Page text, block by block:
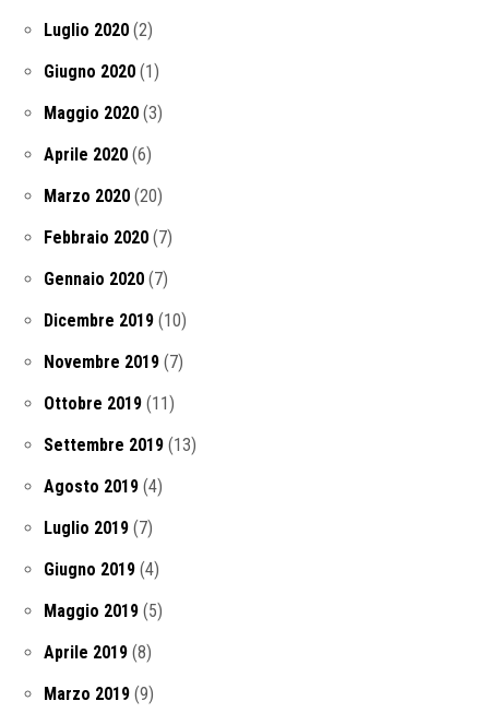
Luglio 2020 (2)
Giugno 2020 (1)
Maggio 2020 (3)
Aprile 2020 (6)
Marzo 2020 (20)
Febbraio 2020 (7)
Gennaio 2020 (7)
Dicembre 2019 (10)
Novembre 2019 (7)
Ottobre 2019 (11)
Settembre 2019 (13)
Agosto 2019 (4)
Luglio 2019 (7)
Giugno 2019 (4)
Maggio 2019 (5)
Aprile 2019 (8)
Marzo 2019 (9)